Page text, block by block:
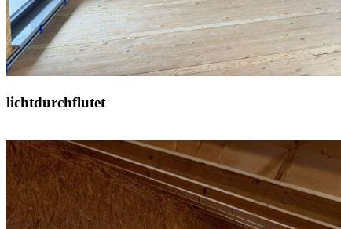
lichtdurchflutet